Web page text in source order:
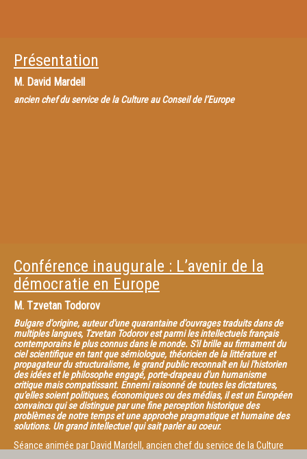
Présentation
M. David Mardell
ancien chef du service de la Culture au Conseil de l’Europe
Conférence inaugurale : L’avenir de la
démocratie en Europe
M. Tzvetan Todorov
Bulgare d'origine, auteur d'une quarantaine d'ouvrages traduits dans de
multiples langues, Tzvetan Todorov est parmi les intellectuels français
contemporains le plus connus dans le monde. S'il brille au firmament du
ciel scientifique en tant que sémiologue, théoricien de la littérature et
propagateur du structuralisme, le grand public reconnaît en lui l'historien
des idées et le philosophe engagé, porte-drapeau d'un humanisme
critique mais compatissant. Ennemi raisonné de toutes les dictatures,
qu'elles soient politiques, économiques ou des médias, il est un Européen
convaincu qui se distingue par une fine perception historique des
problèmes de notre temps et une approche pragmatique et humaine des
solutions. Un grand intellectuel qui sait parler au coeur.
Séance animée par David Mardell, ancien chef du service de la Culture